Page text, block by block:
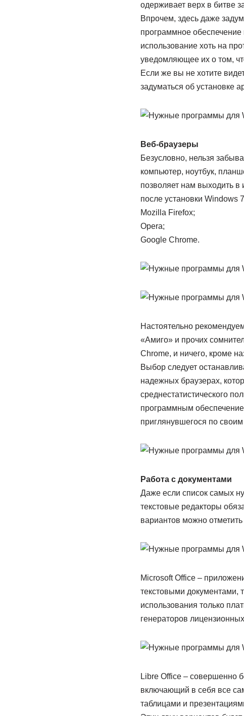
одерживает верх в битве
Впрочем, здесь даже
программное обеспечение
использование хоть на
уведомляющее их о том,
Если же вы не хотите
задуматься об установке
Веб-браузеры
Безусловно, нельзя
компьютер, ноутбук,
позволяет нам выходить в
после установки Windows
Mozilla Firefox;
Opera;
Google Chrome.
Настоятельно
«Амиго» и прочих
Chrome, и ничего, кроме
Выбор следует
надежных браузерах,
среднестатистического
программным
приглянувшегося по
Работа с документами
Даже если список самых
текстовые редакторы
вариантов можно
Microsoft Office –
текстовыми документами,
использования только
генераторов
Libre Office – совершенно
включающий в себя все
таблицами и